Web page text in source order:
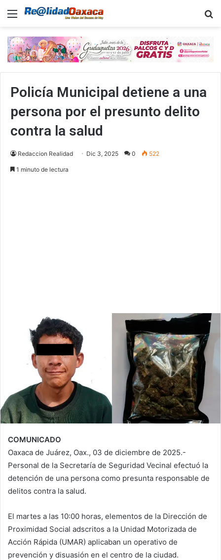
Menu
Policía Municipal detiene a una
persona por el presunto delito
contra la salud
Redaccion Realidad Dic 3, 2025 0 522
1 minuto de lectura
COMUNICADO
Oaxaca de Juárez, Oax., 03 de diciembre de 2025.-
Personal de la Secretaría de Seguridad Vecinal efectuó la
detención de una persona como presunta responsable de
delitos contra la salud.
El martes a las 10:00 horas, elementos de la Dirección de
Proximidad Social adscritos a la Unidad Motorizada de
Acción Rápida (UMAR) aplicaban un operativo de
prevención y disuasión en el centro de la ciudad.